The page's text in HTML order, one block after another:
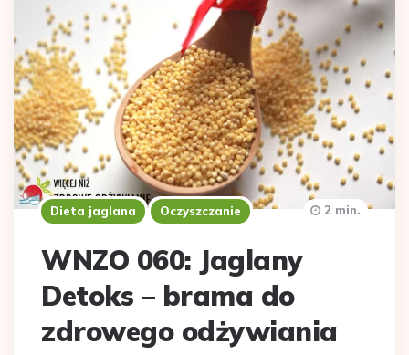
Dieta jaglana Oczyszczanie
WNZO 060: Jaglany
Detoks – brama do
zdrowego odżywiania
2 min.